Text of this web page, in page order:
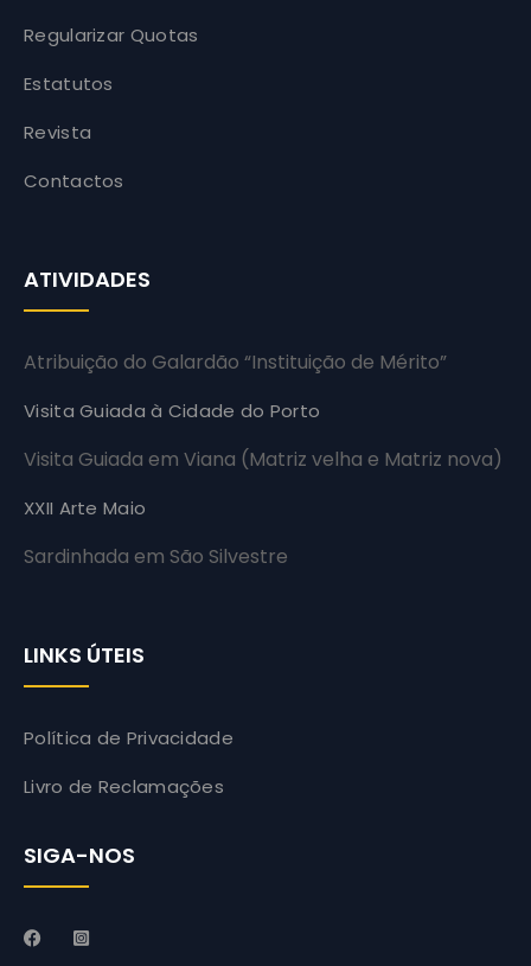
Regularizar Quotas
Estatutos
Revista
Contactos
ATIVIDADES
Atribuição do Galardão “Instituição de Mérito”
Visita Guiada à Cidade do Porto
Visita Guiada em Viana (Matriz velha e Matriz nova)
XXII Arte Maio
Sardinhada em São Silvestre
LINKS ÚTEIS
Política de Privacidade
Livro de Reclamações
SIGA-NOS